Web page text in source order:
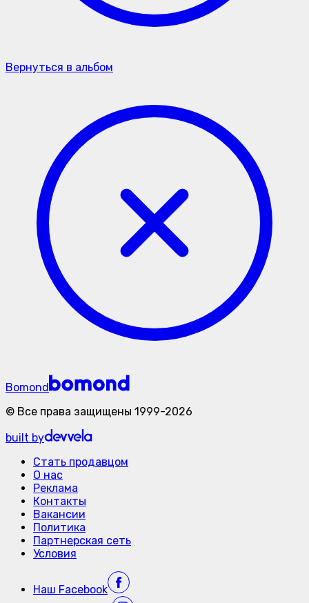
Вернуться в альбом
Bomond
© Все права защищены 1999-2026
built by
Стать продавцом
О нас
Реклама
Контакты
Вакансии
Политика
Партнерская сеть
Условия
Наш Facebook